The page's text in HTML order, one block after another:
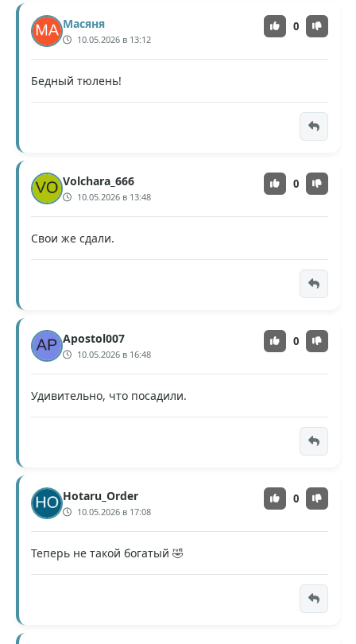
Масяня
10.05.2026 в 13:12
0
Бедный тюлень!
Volchara_666
10.05.2026 в 13:48
0
Свои же сдали.
Apostol007
10.05.2026 в 16:48
0
Удивительно, что посадили.
Hotaru_Order
10.05.2026 в 17:08
0
Теперь не такой богатый 🤣